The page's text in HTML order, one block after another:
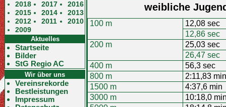
2018
2017
2016
2015
2014
2013
2012
2011
2010
2009
Aktuelles
Startseite
Bilder
StG Regio AC
Wir über uns
Vereinsrekorde
Bestleistungen
Impressum
weibliche
100 m
12,08 sec
12,86 sec
200 m
25,03 sec
26,47 sec
400 m
56,3 sec
800 m
2:11,83 min
1500 m
4:37,6 min
3000 m
10:18,0